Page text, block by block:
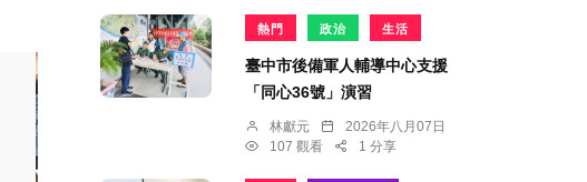
熱門 政治 生活
臺中市後備軍人輔導中心支援
「同心36號」演習
林獻元
2026年八月07日
107 觀看
1 分享